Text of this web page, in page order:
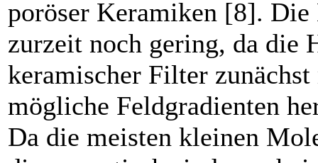
poröser Keramiken [8].
zurzeit noch gering, da die
keramischer Filter
mögliche Feldgradienten
Da die meisten kleinen